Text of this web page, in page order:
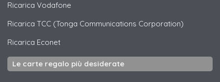
Ricarica Vodafone
Ricarica TCC (Tonga Communications Corporation)
Ricarica Econet
Le carte regalo più desiderate